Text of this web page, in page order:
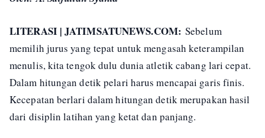
LITERASI | JATIMSATUNEWS.COM: Sebelum
memilih jurus yang tepat untuk mengasah keterampilan
menulis, kita tengok dulu dunia atletik cabang lari cepat.
Dalam hitungan detik pelari harus mencapai garis finis.
Kecepatan berlari dalam hitungan detik merupakan hasil
dari disiplin latihan yang ketat dan panjang.